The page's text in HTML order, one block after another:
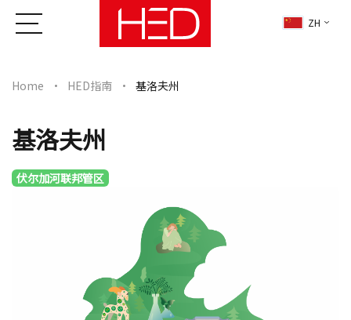
ZH
Home HED指南 基洛夫州
基洛夫州
伏尔加河联邦管区